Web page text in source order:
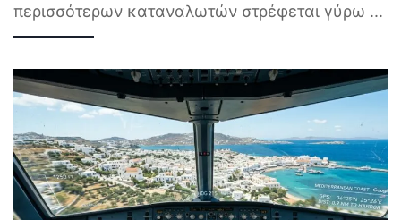
περισσότερων καταναλωτών στρέφεται γύρω ...